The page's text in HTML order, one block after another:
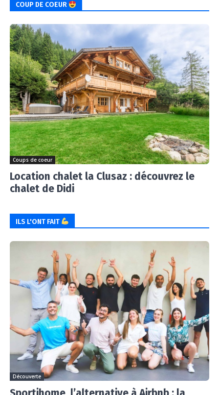
COUP DE COEUR
Coups de coeur
Location chalet la Clusaz : découvrez le
chalet de Didi
ILS L'ONT FAIT
Découverte